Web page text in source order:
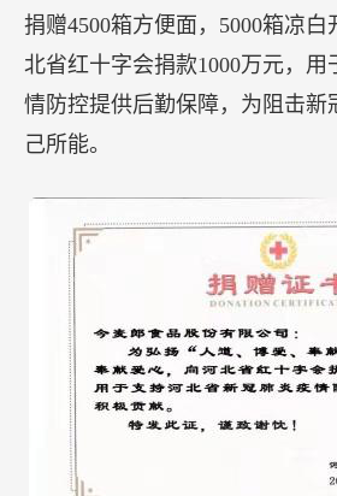
捐赠4500箱方便面，5000箱凉白
北省红十字会捐款1000万元，
情防控提供后勤保障，为阻击新
己所能。